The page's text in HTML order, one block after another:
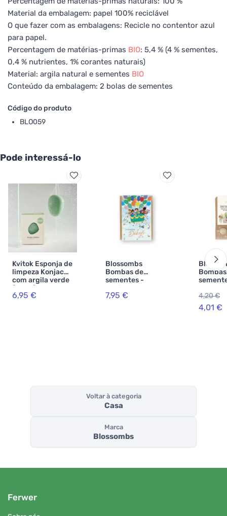
Material da embalagem: papel 100% reciclável
O que fazer com as embalagens: Recicle no contentor azul
para papel.
Percentagem de matérias-primas BIO: 5,4 % (4 % sementes,
0,4 % nutrientes, 1% corantes naturais)
Material: argila natural e sementes BIO
Conteúdo da embalagem: 2 bolas de sementes
Código do produto
BLO059
Pode interessá-lo
Kvitok Esponja de
limpeza Konjac
com argila verde
(corpo)
6,95 €
Blossombs
Bombas de
sementes -
Conjunto de
oferta mini - Mil
7,95 €
para
-
4,20 €
4,01 €
Voltar à categoria
Casa
Marca
Blossombs
Ferwer